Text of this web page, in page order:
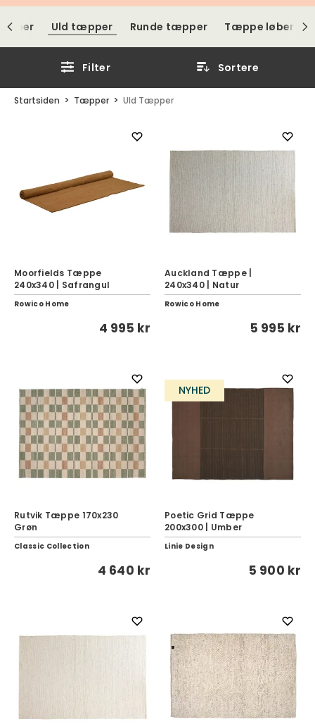
Fremstillingsmetoderne og designmulighederne er
uendelige. Her finder du vores udvalg af uldtæpper
med høj design og kvalitet.
Uld tæpper Runde tæpper Tæppe løber
Filter Sortere
Startsiden Tæpper Uld Tæpper
Moorfields Tæppe
240x340 | Safrangul
Rowico Home
4 995 kr
Auckland Tæppe |
240x340 | Natur
Rowico Home
5 995 kr
Rutvik Tæppe 170x230
Grøn
Classic Collection
4 640 kr
NYHED
Poetic Grid Tæppe
200x300 | Umber
Linie Design
5 900 kr